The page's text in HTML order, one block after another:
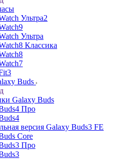
Ультра2
Ультра
Классика
Buds
Galaxy Buds
Про
версия Galaxy Buds3 FE
Core
Про